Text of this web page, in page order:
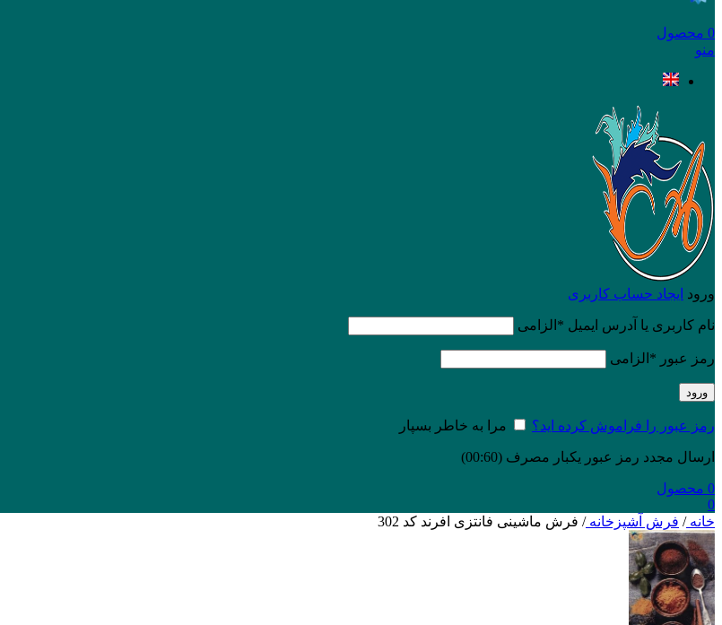
0 محصول
منو
ورود ایجاد حساب کاربری
نام کاربری یا آدرس ایمیل * الزامی
رمز عبور * الزامی
ورود
رمز عبور را فراموش کرده اید؟ مرا به خاطر بسپار
ارسال مجدد رمز عبور یکبار مصرف (00:
60
)
0 محصول
0
خانه/ فرش آشپزخانه/ فرش ماشینی فانتزی افرند کد 302